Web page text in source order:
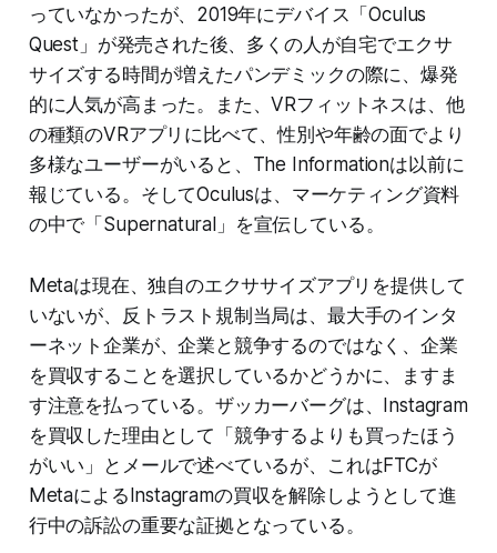
っていなかったが、2019年にデバイス「Oculus
Quest」が発売された後、多くの人が自宅でエクサ
サイズする時間が増えたパンデミックの際に、爆発
的に人気が高まった。また、VRフィットネスは、他
の種類のVRアプリに比べて、性別や年齢の面でより
多様なユーザーがいると、The Informationは以前に
報じている。そしてOculusは、マーケティング資料
の中で「Supernatural」を宣伝している。
Metaは現在、独自のエクササイズアプリを提供して
いないが、反トラスト規制当局は、最大手のインタ
ーネット企業が、企業と競争するのではなく、企業
を買収することを選択しているかどうかに、ますま
す注意を払っている。ザッカーバーグは、Instagram
を買収した理由として「競争するよりも買ったほう
がいい」とメールで述べているが、これはFTCが
MetaによるInstagramの買収を解除しようとして進
行中の訴訟の重要な証拠となっている。